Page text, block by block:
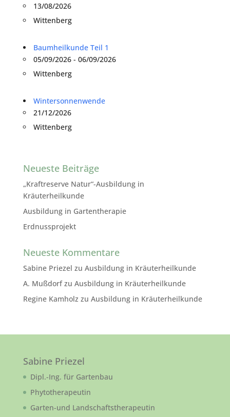
13/08/2026
Wittenberg
Baumheilkunde Teil 1
05/09/2026 - 06/09/2026
Wittenberg
Wintersonnenwende
21/12/2026
Wittenberg
Neueste Beiträge
„Kraftreserve Natur“-Ausbildung in
Kräuterheilkunde
Ausbildung in Gartentherapie
Erdnussprojekt
Neueste Kommentare
Sabine Priezel zu Ausbildung in Kräuterheilkunde
A. Mußdorfzu Ausbildung in Kräuterheilkunde
Regine Kamholz zu Ausbildung in Kräuterheilkunde
Sabine Priezel
Dipl.-Ing. für Gartenbau
Phytotherapeutin
Garten-und Landschaftstherapeutin